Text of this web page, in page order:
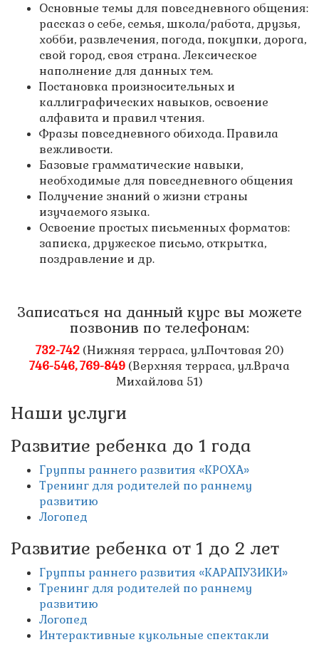
Основные темы для повседневного общения:
рассказ о себе, семья, школа/работа, друзья,
хобби, развлечения, погода, покупки, дорога,
свой город, своя страна. Лексическое
наполнение для данных тем.
Постановка произносительных и
каллиграфических навыков, освоение
алфавита и правил чтения.
Фразы повседневного обихода. Правила
вежливости.
Базовые грамматические навыки,
необходимые для повседневного общения
Получение знаний о жизни страны
изучаемого языка.
Освоение простых письменных форматов:
записка, дружеское письмо, открытка,
поздравление и др.
Записаться на данный курс вы можете
позвонив по телефонам:
732-742(Нижняя терраса, ул.Почтовая 20)
746-546, 769-849 (Верхняя терраса, ул.Врача
Михайлова 51)
Наши услуги
Развитие ребенка до 1 года
Группы раннего развития «КРОХА»
Тренинг для родителей по раннему
развитию
Логопед
Развитие ребенка от 1 до 2 лет
Группы раннего развития «КАРАПУЗИКИ»
Тренинг для родителей по раннему
развитию
Логопед
Интерактивные кукольные спектакли